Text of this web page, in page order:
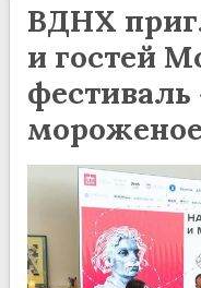
ВДНХ
и гостей
фестиваль